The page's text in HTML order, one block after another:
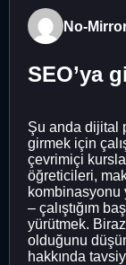
No-
SEO’ya
Şu anda dijital
girmek için
çevrimiçi
öğreticileri,
kombinasyonu
– çalıştığım
yürütmek.
olduğunu
hakkında